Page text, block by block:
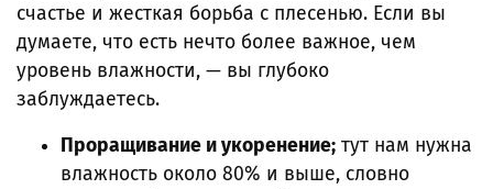
счастье и жесткая борьба с плесенью. Если вы
думаете, что есть нечто более важное, чем
уровень влажности, — вы глубоко
заблуждаетесь.
Проращивание и укоренение; тут нам нужна
влажность около 80% и выше, словно